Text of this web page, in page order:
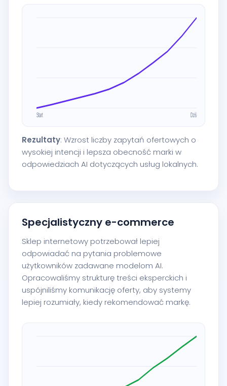
Rezultaty: Wzrost liczby zapytań ofertowych o
wysokiej intencji i lepsza obecność marki w
odpowiedziach AI dotyczących usług lokalnych.
Specjalistyczny e-commerce
Sklep internetowy potrzebował lepiej
odpowiadać na pytania problemowe
użytkowników zadawane modelom AI.
Opracowaliśmy strukturę treści eksperckich i
uspójniliśmy komunikację oferty, aby systemy
lepiej rozumiały, kiedy rekomendować markę.